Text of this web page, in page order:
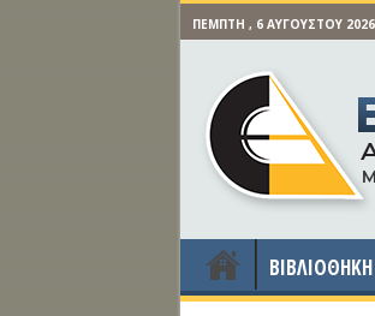
ΠΈΜΠΤΗ , 6 ΑΥΓΟΎΣΤΟΥ 2026
ΒΙΒΛΙΟΘΗΚΗ